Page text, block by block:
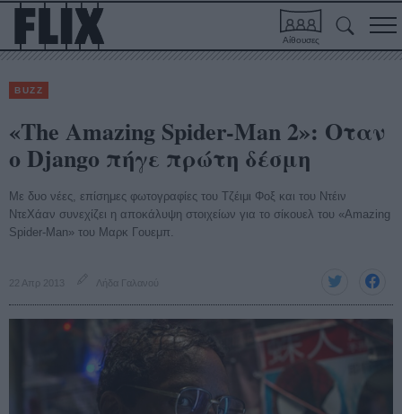
Αίθουσες
BUZZ
«The Amazing Spider-Man 2»: Οταν
ο Django πήγε πρώτη δέσμη
Με δυο νέες, επίσημες φωτογραφίες του Τζέιμι Φοξ και του Ντέιν
ΝτεΧάαν συνεχίζει η αποκάλυψη στοιχείων για το σίκουελ του «Amazing
Spider-Man» του Μαρκ Γουεμπ.
22 Απρ 2013 Λήδα Γαλανού